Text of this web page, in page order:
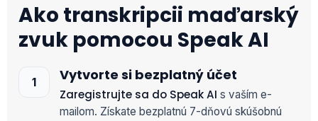
Ako transkripcii maďarský
zvuk pomocou Speak AI
Vytvorte si bezplatný účet
Zaregistrujte sa do Speak AI s vaším e-
mailom. Získate bezplatnú 7-dňovú skúšobnú